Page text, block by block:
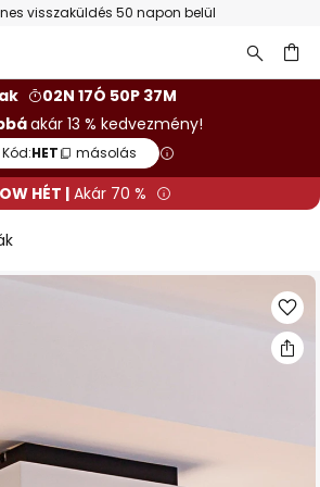
visszaküldés 50 napon belül
02N 17Ó 50P 37M
akár 13 % kedvezmény!
Kód:HET másolás
HÉT | Akár 70 %